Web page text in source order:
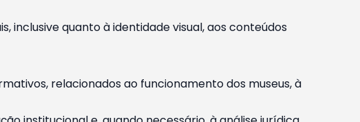
inclusive quanto à identidade visual, aos conteúdos
relacionados ao funcionamento dos museus, à